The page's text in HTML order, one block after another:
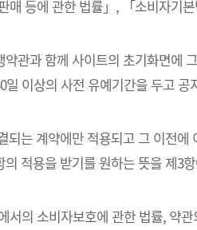
등에 관한 법률」, 「소비자기
관과 함께 사이트의 초기화면에
이상의 사전 유예기간을 두고
는 계약에만 적용되고 그 이전에
적용을 받기를 원하는 뜻을 제3
의 소비자보호에 관한 법률, 약